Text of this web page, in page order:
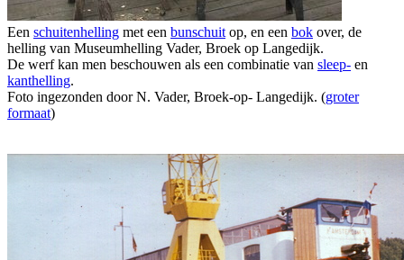
Een schuitenhelling met een bunschuit op, en een bok over, de
helling van Museumhelling Vader, Broek op Langedijk.
De werf kan men beschouwen als een combinatie van sleep- en
kanthelling.
Foto ingezonden door N. Vader, Broek-op- Langedijk. (groter
formaat)